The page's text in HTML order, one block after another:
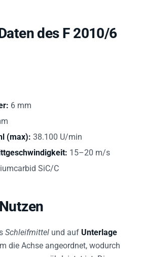
des F 2010/6
6 mm
(max): 38.100 U/min
15–20 m/s
SiC/C
Schleifmittel und auf Unterlage
die Achse angeordnet, wodurch